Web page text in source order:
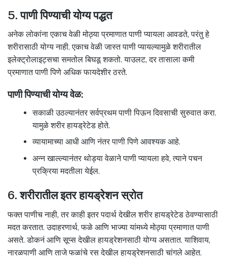
5. पाणी पिण्याची योग्य पद्धत
अनेक लोकांना एकाच वेळी मोठ्या प्रमाणात पाणी प्यायला आवडते, परंतु हे
शरीरासाठी योग्य नाही. एकाच वेळी जास्त पाणी प्यायल्यामुळे शरीरातील
इलेक्ट्रोलाइट्सचा समतोल बिघडू शकतो. याउलट, दर तासाला कमी
प्रमाणात पाणी पिणे अधिक फायदेशीर ठरते.
पाणी पिण्याची योग्य वेळ:
सकाळी उठल्यानंतर सर्वप्रथम पाणी पिऊन दिवसाची सुरुवात करा.
यामुळे शरीर हायड्रेटेड होते.
व्यायामाच्या आधी आणि नंतर पाणी पिणे आवश्यक आहे.
अन्न खाल्ल्यानंतर थोड्या वेळाने पाणी प्यायला हवे, त्याने पचन
प्रक्रिया मदतीला येईल.
6. शरीरातील इतर हायड्रेशन स्रोत
फक्त पाणीच नाही, तर काही इतर पदार्थ देखील शरीर हायड्रेटेड ठेवण्यासाठी
मदत करतात. उदाहरणार्थ, फळे आणि भाज्या यांमध्ये मोठ्या प्रमाणात पाणी
असते. डोकनं आणि सूप्स देखील हायड्रेशनसाठी योग्य असतात. याशिवाय,
नारळपाणी आणि ताजे फळांचे रस देखील हायड्रेशनसाठी चांगले आहेत.